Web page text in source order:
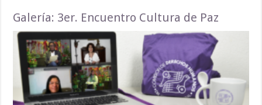
Galería: 3er. Encuentro Cultura de Paz